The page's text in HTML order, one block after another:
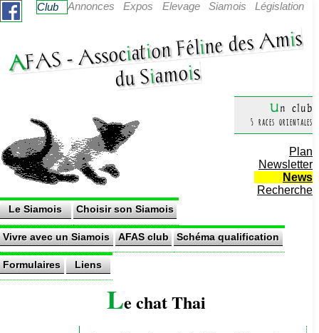
Club Annonces Expos Elevage Siamois Législation
AF
AS -Association Féline des Amis
du Siamois
Un club
5 races orientales
Plan
Newsletter
News
Recherche
Le Siamois Choisir son Siamois
Vivre avec un Siamois AFAS club Schéma qualification
Formulaires Liens
Le chat Thai